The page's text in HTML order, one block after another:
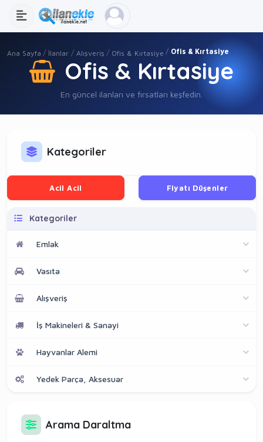
Ana Sayfa İlanlar Alışveriş Ofis & Kırtasiye Ofis & Kırtasiye
Ofis & Kırtasiye
En güncel ilanları ve fırsatları keşfedin.
Kategoriler
Acil Acil Fiyatı Düşenler
Kategoriler
Emlak
Vasıta
Alışveriş
İş Makineleri & Sanayi
Hayvanlar Alemi
Yedek Parça, Aksesuar
Arama Daraltma